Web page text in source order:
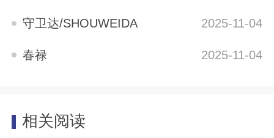
守卫达/SHOUWEIDA 2025-11-04
春禄 2025-11-04
相关阅读